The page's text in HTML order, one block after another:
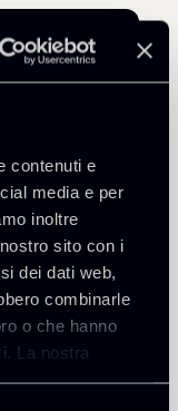
contenuti e
media e per
inoltre
sito con i
dei dati web,
combinarle
o che hanno
La nostra